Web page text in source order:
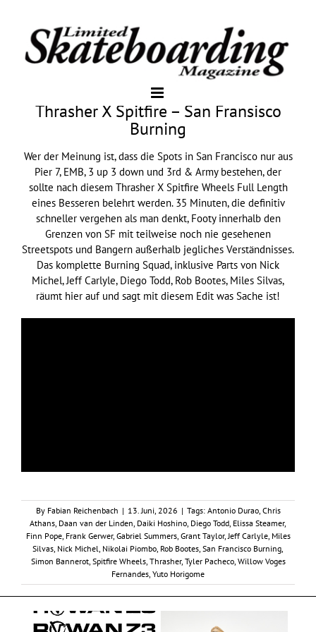
Thrasher X Spitfire – San Fransisco
Burning
Wer der Meinung ist, dass die Spots in San Francisco nur aus
Pier 7, EMB, 3 up 3 down und 3rd & Army bestehen, der
sollte nach diesem Thrasher X Spitfire Wheels Full Length
eines Besseren belehrt werden. 35 Minuten, die definitiv
schneller vergehen als man denkt, Footy innerhalb den
Grenzen von SF mit teilweise noch nie gesehenen
Streetspots und Bangern außerhalb jegliches Verständnisses.
Das komplette Burning Squad, inklusive Parts von Nick
Michel, Jeff Carlyle, Diego Todd, Rob Bootes, Miles Silvas,
räumt hier auf und sagt mit diesem Edit was Sache ist!
By Fabian Reichenbach | 13. Juni, 2026 | Tags: Antonio Durao, Chris
Athans, Daan van der Linden, Daiki Hoshino, Diego Todd, Elissa Steamer,
Finn Pope, Frank Gerwer, Gabriel Summers, Grant Taylor,Jeff Carlyle, Miles
Silvas, Nick Michel, Nikolai Piombo, Rob Bootes, San Francisco Burning,
Simon Bannerot, Spitfire Wheels, Thrasher, Tyler Pacheco, Willow Voges
Fernandes, Yuto Horigome